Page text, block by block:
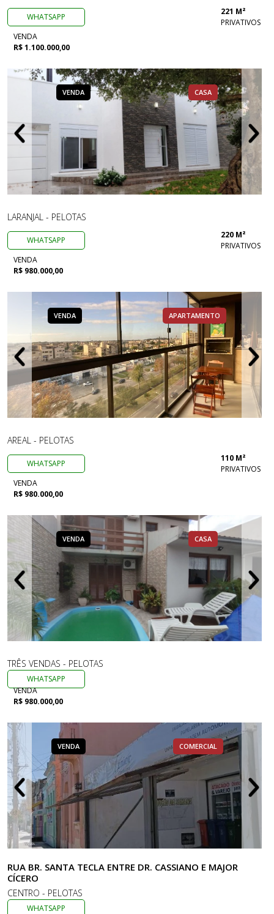
WHATSAPP
221 M²
PRIVATIVOS
VENDA
R$ 1.100.000,00
VENDA CASA
LARANJAL - PELOTAS
WHATSAPP
220 M²
PRIVATIVOS
VENDA
R$ 980.000,00
VENDA APARTAMENTO
AREAL - PELOTAS
WHATSAPP
110 M²
PRIVATIVOS
VENDA
R$ 980.000,00
VENDA CASA
TRÊS VENDAS - PELOTAS
WHATSAPP
VENDA
R$ 980.000,00
VENDA COMERCIAL
RUA BR. SANTA TECLA ENTRE DR. CASSIANO E MAJOR
CÍCERO
CENTRO - PELOTAS
WHATSAPP